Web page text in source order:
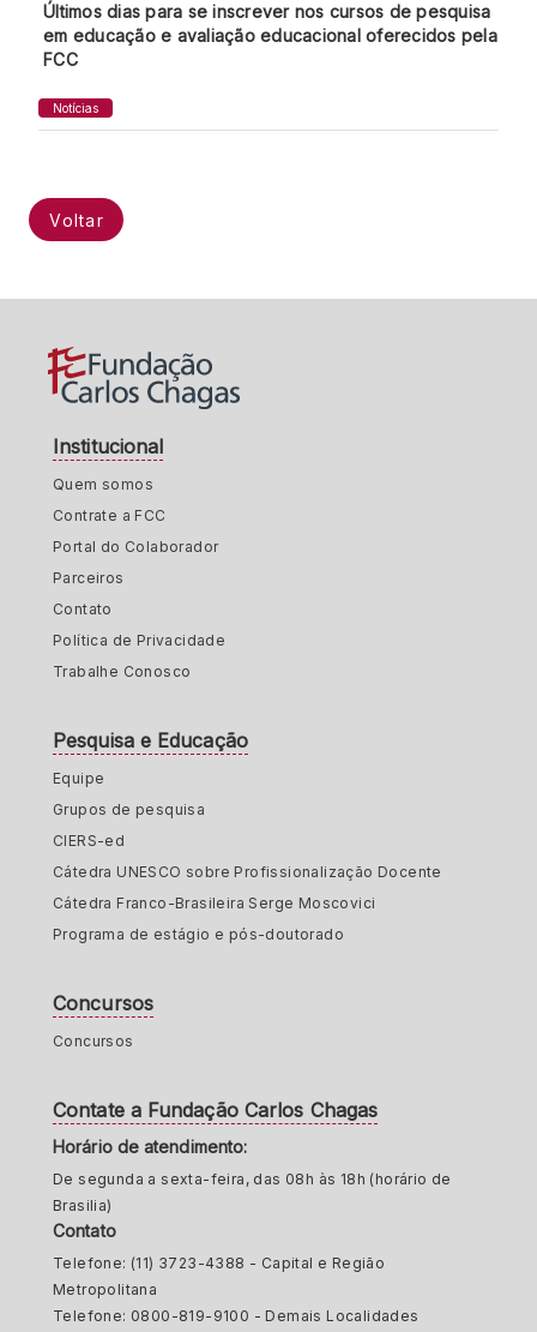
Últimos dias para se inscrever nos cursos de pesquisa
em educação e avaliação educacional oferecidos pela
FCC
Notícias
Voltar
Institucional
Quem somos
Contrate a FCC
Portal do Colaborador
Parceiros
Contato
Política de Privacidade
Trabalhe Conosco
Pesquisa e Educação
Equipe
Grupos de pesquisa
CIERS-ed
Cátedra UNESCO sobre Profissionalização Docente
Cátedra Franco-Brasileira Serge Moscovici
Programa de estágio e pós-doutorado
Concursos
Concursos
Contate a Fundação Carlos Chagas
Horário de atendimento:
De segunda a sexta-feira, das 08h às 18h (horário de
Brasilia)
Contato
Telefone: (11) 3723-4388 - Capital e Região
Metropolitana
Telefone: 0800-819-9100 - Demais Localidades